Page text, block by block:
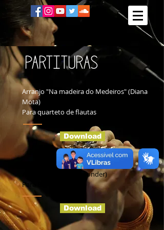
PARTITURAS
Arranjo "Na madeira do Medeiros" (Diana
Mota)
Para quarteto de flautas
Download
Arranjo "As" (Stevie wonder)
Para Big Band
Download